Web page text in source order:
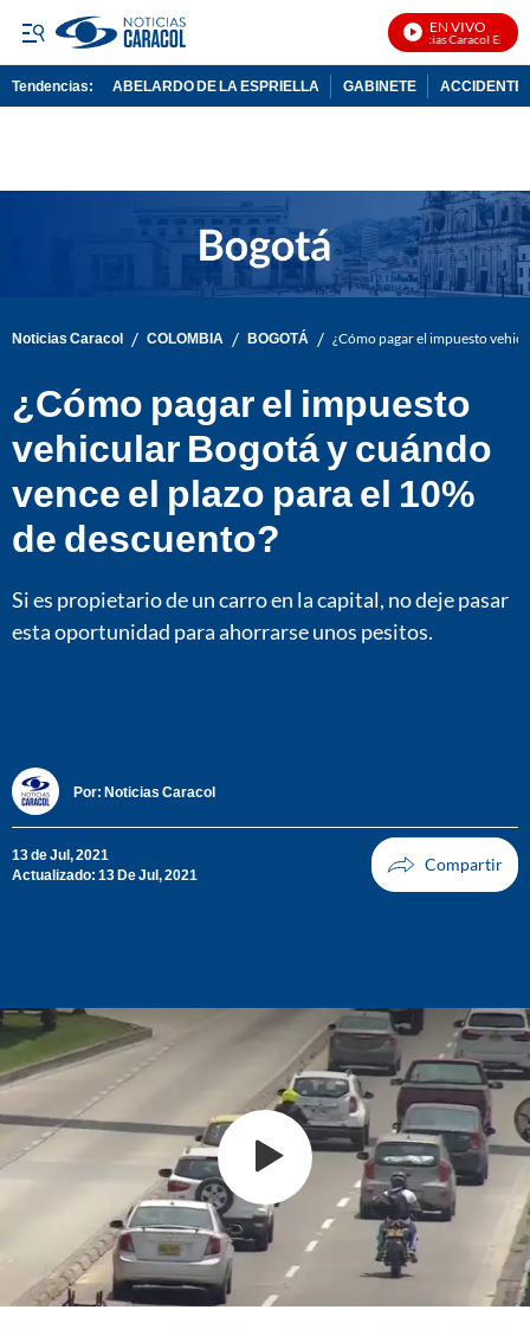
EN VIVO
Noticias Caracol En Vivo
Tendencias: ABELARDO DE LA ESPRIELLA GABINETE ACCIDENTE
Noticias Caracol / COLOMBIA / BOGOTÁ / ¿Cómo pagar el impuesto
¿Cómo pagar el impuesto
vehicular Bogotá y cuándo
vence el plazo para el 10%
de descuento?
Si es propietario de un carro en la capital, no deje pasar
esta oportunidad para ahorrarse unos pesitos.
Por: Noticias Caracol
13 de Jul, 2021
Actualizado: 13 De Jul, 2021